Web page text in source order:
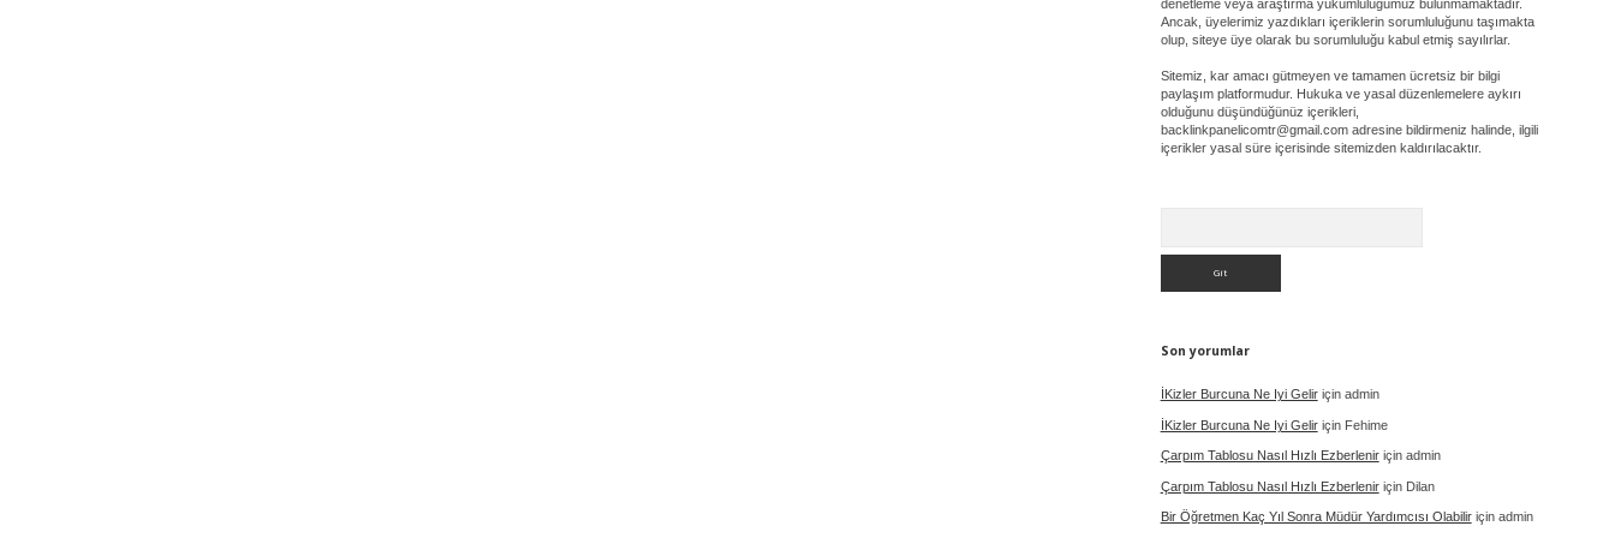
denetleme veya araştırma yükümlülüğümüz bulunmamaktadır.
Ancak, üyelerimiz yazdıkları içeriklerin sorumluluğunu taşımakta
olup, siteye üye olarak bu sorumluluğu kabul etmiş sayılırlar.
Sitemiz, kar amacı gütmeyen ve tamamen ücretsiz bir bilgi
paylaşım platformudur. Hukuka ve yasal düzenlemelere aykırı
olduğunu düşündüğünüz içerikleri,
backlinkpanelicomtr@gmail.comadresine bildirmeniz halinde, ilgili
içerikler yasal süre içerisinde sitemizden kaldırılacaktır.
Son yorumlar
İKizler Burcuna Ne Iyi Geliriçin admin
İKizler Burcuna Ne Iyi Geliriçin Fehime
Çarpım Tablosu Nasıl Hızlı Ezberleniriçin admin
Çarpım Tablosu Nasıl Hızlı Ezberleniriçin Dilan
Bir Öğretmen Kaç Yıl Sonra Müdür Yardımcısı Olabiliriçin admin